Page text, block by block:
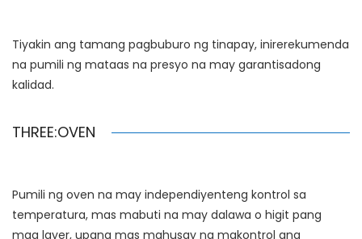
Tiyakin ang tamang pagbuburo ng tinapay, inirerekumenda
na pumili ng mataas na presyo na may garantisadong
kalidad.
THREE:OVEN
Pumili ng oven na may independiyenteng kontrol sa
temperatura, mas mabuti na may dalawa o higit pang
mga layer, upang mas mahusay na makontrol ang